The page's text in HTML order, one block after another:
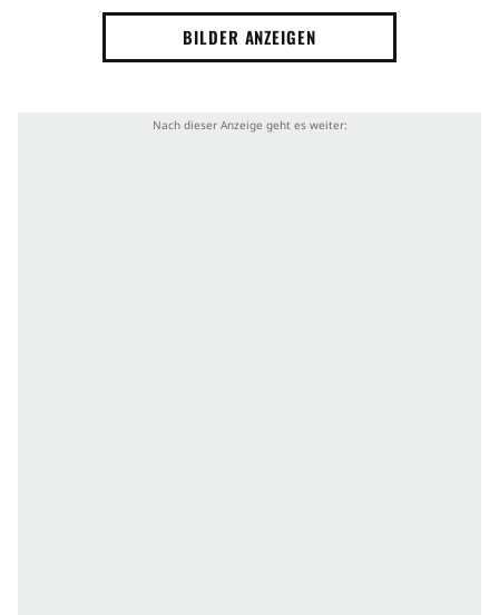
BILDER ANZEIGEN